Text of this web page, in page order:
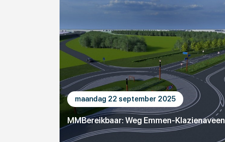
maandag 22 september 2025
MMBereikbaar: Weg Emmen-Klazienaveen